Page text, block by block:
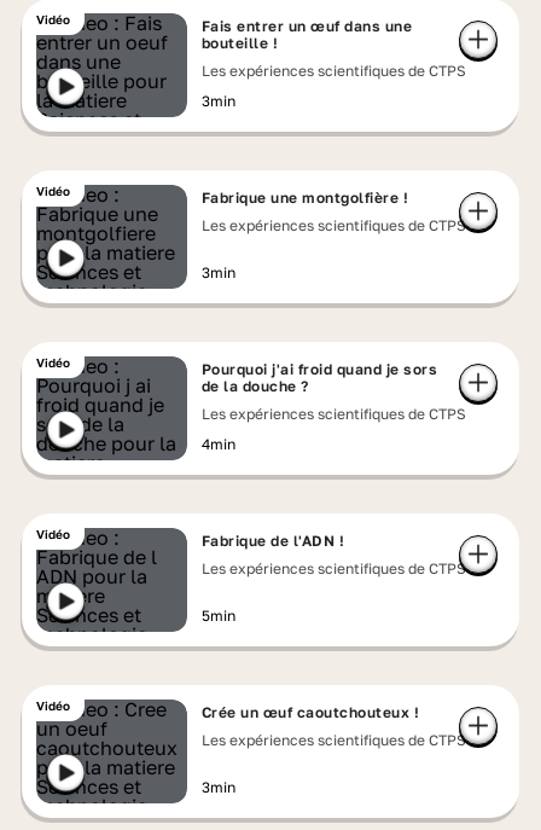
Vidéo
Fais entrer un œuf dans une
bouteille !
Les expériences scientifiques de CTPS
3min
Vidéo
Fabrique une montgolfière !
Les expériences scientifiques de CTPS
3min
Vidéo
Pourquoi j'ai froid quand je sors
de la douche ?
Les expériences scientifiques de CTPS
4min
Vidéo
Fabrique de l'ADN !
Les expériences scientifiques de CTPS
5min
Vidéo
Crée un œuf caoutchouteux !
Les expériences scientifiques de CTPS
3min